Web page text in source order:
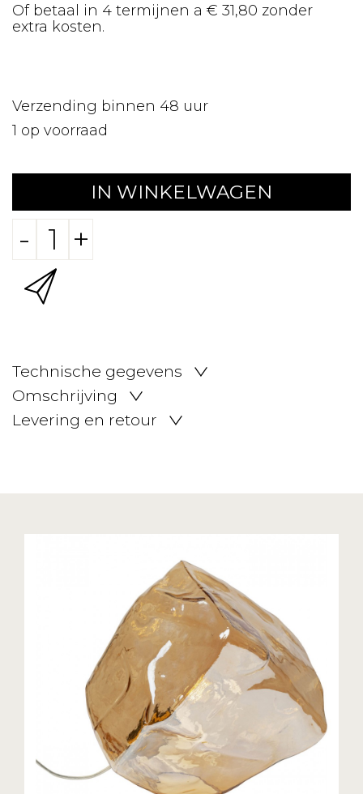
Of betaal in 4 termijnen a € 31,80 zonder
extra kosten.
Verzending binnen 48 uur
1 op voorraad
IN WINKELWAGEN
- +
Technische gegevens
Omschrijving
Levering en retour